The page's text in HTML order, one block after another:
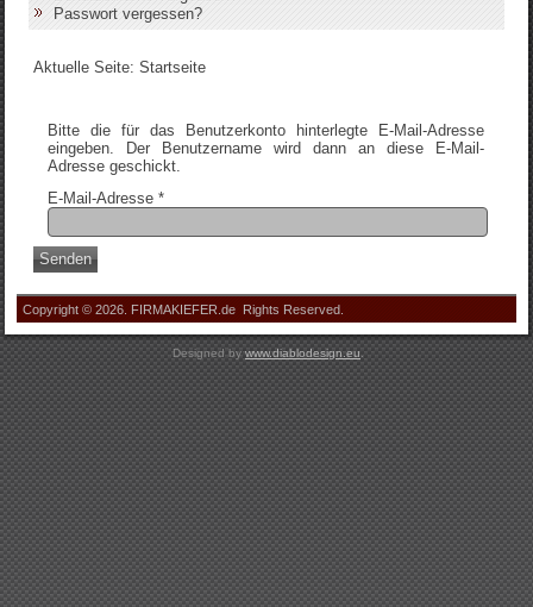
Passwort vergessen?
Aktuelle Seite:Startseite
Bitte die für das Benutzerkonto hinterlegte E-Mail-Adresse
eingeben. Der Benutzername wird dann an diese E-Mail-
Adresse geschickt.
E-Mail-Adresse *
Senden
Copyright © 2026. FIRMAKIEFER.de Rights Reserved.
Designed bywww.diablodesign.eu.